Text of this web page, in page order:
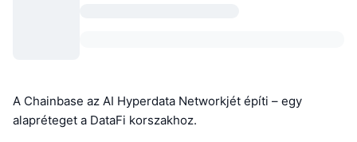
A Chainbase az AI Hyperdata Networkjét építi – egy
alapréteget a DataFi korszakhoz.